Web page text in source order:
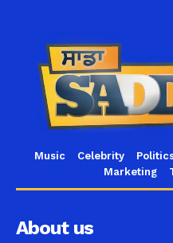
Music Celebrity
Marketing
About us